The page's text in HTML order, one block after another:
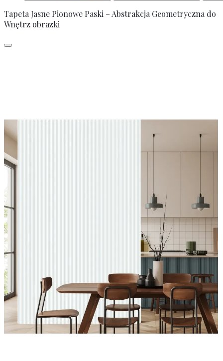
Tapeta Jasne Pionowe Paski – Abstrakcja Geometryczna do
Wnętrz obrazki